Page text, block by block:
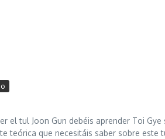
el tul Joon Gun debéis aprender Toi
teórica que necesitáis saber sobre este